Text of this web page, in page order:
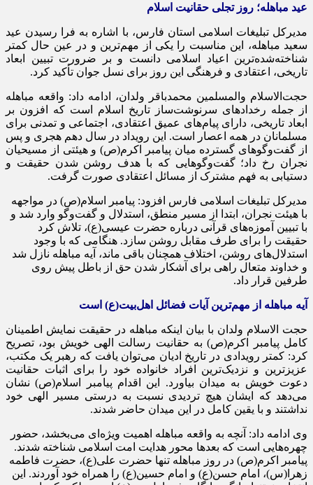
عید مباهله؛ روز تجلی حقانیت اسلام
مدیرکل تبلیغات اسلامی استان فارس، با اشاره به فرا رسیدن عید
سعید مباهله، این مناسبت را یکی از مهم‌ترین و در عین حال کمتر
شناخته‌شده‌ترین اعیاد اسلامی دانست و بر ضرورت تبیین ابعاد
تاریخی، اعتقادی و فرهنگی این روز برای نسل جوان تأکید کرد.
حجت‌الاسلام والمسلمین محمدباقر ولدان، ادامه داد: واقعه مباهله
از جمله رخدادهای سرنوشت‌ساز تاریخ اسلام است که افزون بر
ابعاد تاریخی، دارای پیام‌های عمیق اعتقادی، اجتماعی و تمدنی برای
مسلمانان در همه اعصار است. این رویداد در سال دهم هجری و پس
از گفت‌وگوهای گسترده میان پیامبر اکرم(ص) و هیئتی از مسیحیان
نجران رخ داد؛ گفت‌وگوهایی که با هدف روشن شدن حقیقت و
دستیابی به فهم مشترک از مسائل اعتقادی صورت گرفت.
مدیرکل تبلیغات اسلامی فارس افزود: پیامبر اسلام(ص) در مواجهه
با هیئت نجران، ابتدا از مسیر منطق، استدلال و گفت‌وگو وارد شد و
با تبیین آموزه‌های قرآنی درباره حضرت عیسی(ع)، تلاش کرد
حقیقت را برای طرف مقابل روشن سازد. هنگامی که با وجود
استدلال‌های روشن، اختلاف همچنان باقی ماند، آیه مباهله نازل شد
و خداوند متعال راهی برای آشکار شدن حق از باطل پیش روی
طرفین قرار داد.
آیه مباهله از مهم‌ترین آیات فضائل اهل‌بیت(ع) است
حجت الاسلام ولدان با بیان اینکه مباهله در حقیقت نمایش اطمینان
کامل پیامبر اکرم(ص) به حقانیت رسالت الهی خویش بود، تصریح
کرد: کمتر رویدادی در تاریخ ادیان می‌توان یافت که رهبر یک مکتب،
عزیزترین و نزدیک‌ترین افراد خانواده خود را برای اثبات حقانیت
دعوت خویش به میدان بیاورد. این اقدام پیامبر اسلام(ص) نشان
می‌دهد که ایشان هیچ تردیدی نسبت به درستی مسیر الهی خود
نداشتند و با یقین کامل در این میدان حاضر شدند.
وی ادامه داد: آنچه به واقعه مباهله اهمیت ویژه‌ای می‌بخشد، حضور
چهره‌هایی است که بعدها محور هدایت امت اسلامی شناخته شدند.
پیامبر اکرم(ص) در روز مباهله تنها حضرت علی(ع)، حضرت فاطمه
زهرا(س)، امام حسن(ع) و امام حسین(ع) را همراه خود آوردند. این